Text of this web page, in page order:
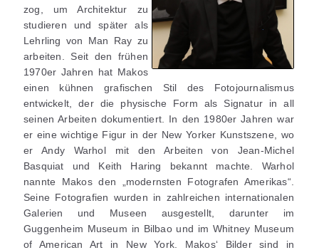
zog, um Architektur zu
studieren und später als
Lehrling von Man Ray zu
arbeiten. Seit den frühen
1970er Jahren hat Makos
einen kühnen grafischen Stil des Fotojournalismus
entwickelt, der die physische Form als Signatur in all
seinen Arbeiten dokumentiert. In den 1980er Jahren war
er eine wichtige Figur in der New Yorker Kunstszene, wo
er Andy Warhol mit den Arbeiten von Jean-Michel
Basquiat und Keith Haring bekannt machte. Warhol
nannte Makos den „modernsten Fotografen Amerikas“.
Seine Fotografien wurden in zahlreichen internationalen
Galerien und Museen ausgestellt, darunter im
Guggenheim Museum in Bilbao und im Whitney Museum
of American Art in New York. Makos‘ Bilder sind in